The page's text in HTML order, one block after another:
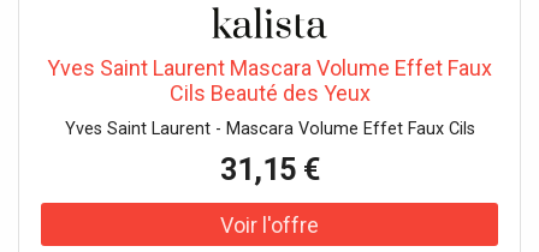
Yves Saint Laurent Mascara Volume Effet Faux
Cils Beauté des Yeux
Yves Saint Laurent - Mascara Volume Effet Faux Cils
31,15 €